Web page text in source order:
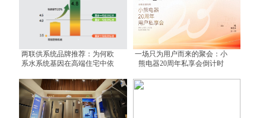
两联供系统品牌推荐：为何欧
系水系统基因在高端住宅中依
一场只为用户而来的聚会：小
熊电器20周年私享会倒计时